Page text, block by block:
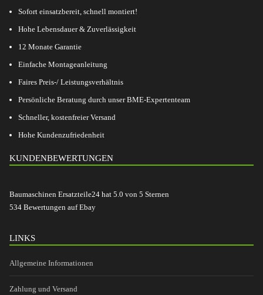
Sofort einsatzbereit, schnell montiert!
Hohe Lebensdauer & Zuverlässigkeit
12 Monate Garantie
Einfache Montageanleitung
Faires Preis-/ Leistungsverhältnis
Persönliche Beratung durch unser BME-Expertenteam
Schneller, kostenfreier Versand
Hohe Kundenzufriedenheit
KUNDENBEWERTUNGEN
Baumaschinen Ersatzteile24 hat 5.0 von 5 Sternen
534 Bewertungen auf Ebay
LINKS
Allgemeine Informationen
Zahlung und Versand